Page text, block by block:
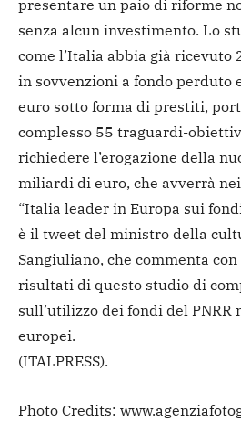
presentare un paio di riforme
senza alcun investimento. Lo
come l’Italia abbia già
in sovvenzioni a fondo perduto
euro sotto forma di prestiti,
complesso 55 traguardi-
richiedere l’erogazione della
miliardi di euro, che avverrà
“Italia leader in Europa sui
è il tweet del ministro della
Sangiuliano, che commenta
risultati di questo studio di
sull’utilizzo dei fondi del PNRR
europei.
(ITALPRESS).
Photo Credits: